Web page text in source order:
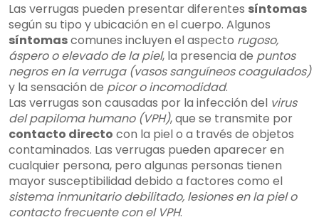
Las verrugas pueden presentar diferentes síntomas
según su tipo y ubicación en el cuerpo. Algunos
síntomascomunes incluyen el aspecto rugoso,
áspero o elevado de la piel, la presencia de puntos
negros en la verruga (vasos sanguíneos coagulados)
y la sensación de picor o incomodidad.
Las verrugas son causadas por la infección del virus
del papiloma humano (VPH), que se transmite por
contacto directo con la piel o a través de objetos
contaminados. Las verrugas pueden aparecer en
cualquier persona, pero algunas personas tienen
mayor susceptibilidad debido a factores como el
sistema inmunitario debilitado, lesiones en la piel o
contacto frecuente con el VPH.